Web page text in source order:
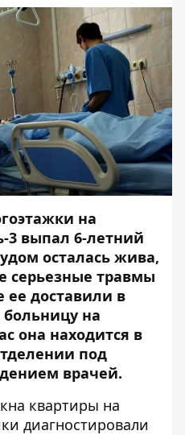
на
3 выпал 6-летний
осталась жива,
серьезные травмы
ее доставили в
на
она находится в
под
врачей.
квартиры на
диагностировали